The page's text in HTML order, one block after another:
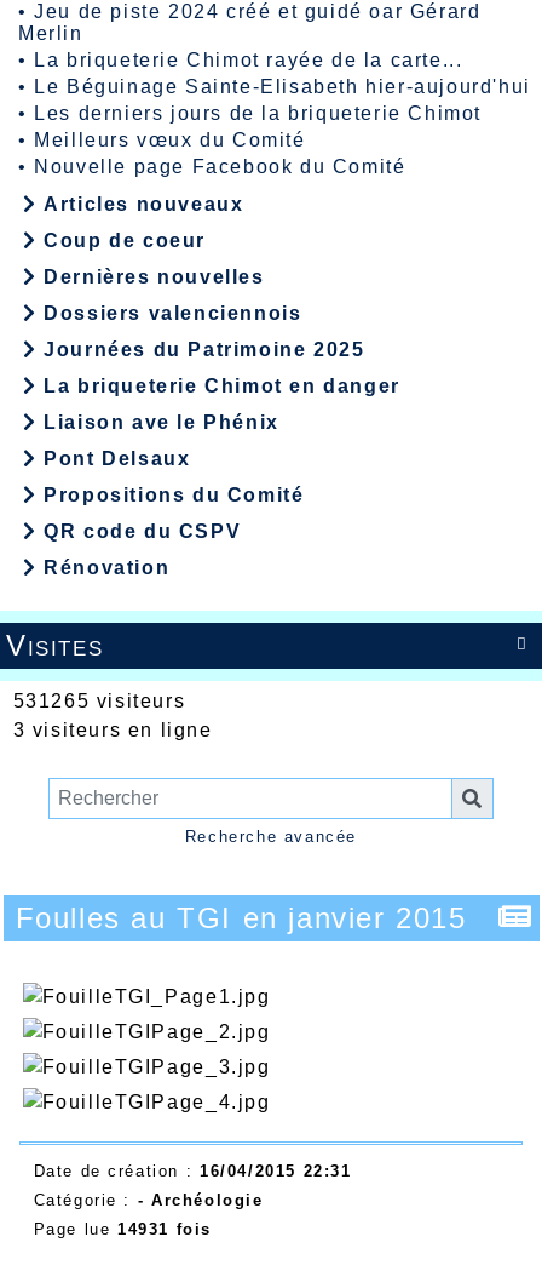
•Jeu de piste 2024 créé et guidé oar Gérard
Merlin
•
La briqueterie Chimot rayée de la carte...
•
Le Béguinage Sainte-Elisabeth hier-aujourd'hui
•
Les derniers jours de la briqueterie Chimot
• Meilleurs vœux du Comité
• Nouvelle page Facebook du Comité
Articles nouveaux
Coup de coeur
Dernières nouvelles
Dossiers valenciennois
Journées du Patrimoine 2025
La briqueterie Chimot en danger
Liaison ave le Phénix
Pont Delsaux
Propositions du Comité
QR code du CSPV
Rénovation

Visites
531265 visiteurs
3 visiteurs en ligne
Recherche avancée
Foulles au TGI en janvier 2015
Date de création : 16/04/2015 22:31
Catégorie : - Archéologie
Page lue 14931 fois